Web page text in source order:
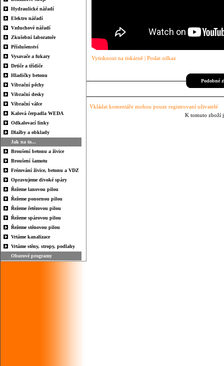
Hydraulické nářadí
Elektro nářadí
Vzduchové nářadí
Zkušební laboratoře
Příslušenství
Vysavače a fukary
Drtiče a třídiče
Hladičky betonu
Vibrační pěchy
Vibrační desky
Vibrační válce
Kalová čerpadla WEDA
Odkalovací linky
Dlažby a obklady
Jak na to...
Broušení betonu a živice
Broušení šamotu
Frézování živice, betonu a VDZ
Opravujeme divoké spáry
Řežeme lanovou pilou
Řežeme ponornou pilou
Řežeme řetězovou pilou
Řežeme spárovou pilou
Řežeme stěnovou pilou
Vrtáme kanalizace
Vrtáme stěny, stropy, podlahy
Oborové programy
Vytisknout na tiskárně | Poslat odkaz
Podobné
Vkládat komentáře mohou pouze registrovaní uživatelé
K tomuto zboží